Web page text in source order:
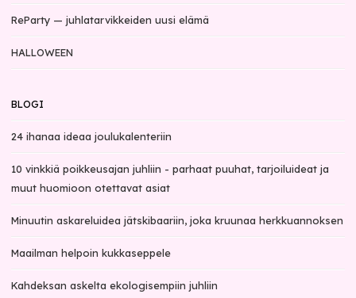
ReParty — juhlatarvikkeiden uusi elämä
HALLOWEEN
BLOGI
24 ihanaa ideaa joulukalenteriin
10 vinkkiä poikkeusajan juhliin - parhaat puuhat, tarjoiluideat ja
muut huomioon otettavat asiat
Minuutin askareluidea jätskibaariin, joka kruunaa herkkuannoksen
Maailman helpoin kukkaseppele
Kahdeksan askelta ekologisempiin juhliin